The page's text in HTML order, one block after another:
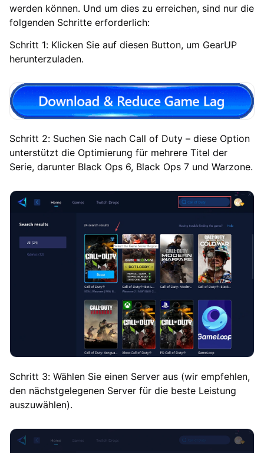
werden können. Und um dies zu erreichen, sind nur die
folgenden Schritte erforderlich:
Schritt 1: Klicken Sie auf diesen Button, um GearUP
herunterzuladen.
Schritt 2: Suchen Sie nach Call of Duty – diese Option
unterstützt die Optimierung für mehrere Titel der
Serie, darunter Black Ops 6, Black Ops 7 und Warzone.
Schritt 3: Wählen Sie einen Server aus (wir empfehlen,
den nächstgelegenen Server für die beste Leistung
auszuwählen).